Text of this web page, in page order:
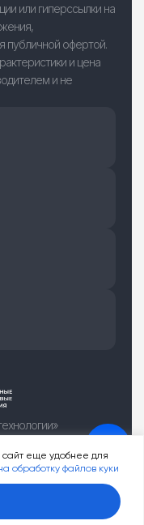
сайт еще удобнее для
обработку файлов куки
Профиль Меню
или гиперссылки на
публичной офертой.
и цена
и не